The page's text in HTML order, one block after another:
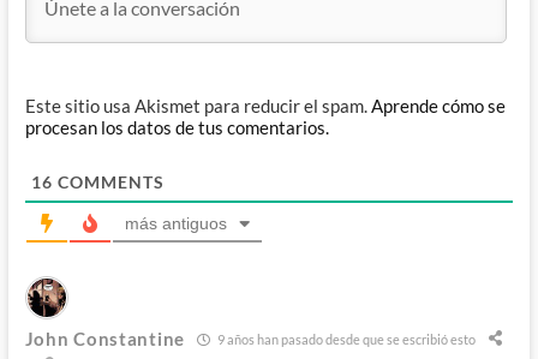
Este sitio usa Akismet para reducir el spam.Aprende cómo se
procesan los datos de tus comentarios.
16 COMMENTS
más antiguos
John Constantine 9 años han pasado desde que se escribió esto